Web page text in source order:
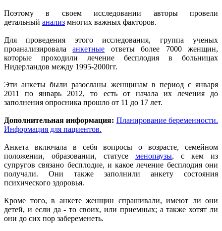
Поэтому в своем исследовании авторы провели
детальный анализ многих важных факторов.
Для проведения этого исследования, группа ученых
проанализировалаанкетные ответы более 7000 женщин,
которые проходили лечение бесплодия в больницах
Нидерландов между 1995-2000гг.
Эти анкеты были разосланы женщинам в период с января
2011 по январь 2012, то есть от начала их лечения до
заполнения опросника прошло от 11 до 17 лет.
Дополнительная информация: Планирование беременности.
Информация для пациентов.
Анкета включала в себя вопросы о возрасте, семейном
положении, образовании, статусе менопаузы, с кем из
супругов связано бесплодие, и какое лечение бесплодия они
получали. Они также заполнили анкету состояния
психического здоровья.
Кроме того, в анкете женщин спрашивали, имеют ли они
детей, и если да - то своих, или приемных; а также хотят ли
они до сих пор забеременеть.